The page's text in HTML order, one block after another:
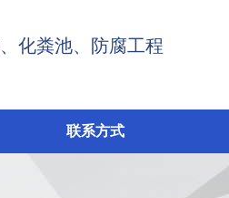
、化粪池、防腐工程
联系方式